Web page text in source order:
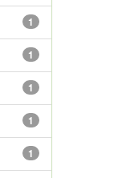
1
1
1
1
1